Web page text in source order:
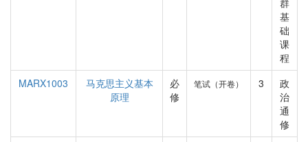
群
基
础
课
程
MARX1003
马克思主义基本
原理
必
修
笔试（开卷） 3
政
治
通
修